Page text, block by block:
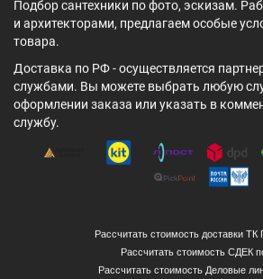
Подбор сантехники по фото, эскизам.
и архитекторами, предлагаем особые
товара.
Доставка по РФ - осуществляется
службами. Вы можете выбрать любую
оформлении заказа или указать в
службу.
Рассчитать стоимость доставки
Рассчитать стоимость СДЕК
Рассчитать стоимость Деловые